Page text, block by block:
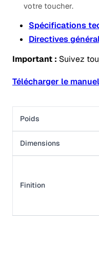
votre toucher.
Spécifications
Directives
Important : Suivez
Télécharger le
Poids
Dimensions
Finition